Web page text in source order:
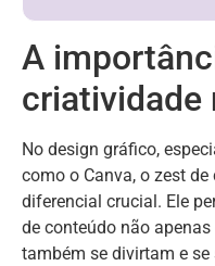
A
criatividade
No design gráfico,
como o Canva, o zest
diferencial crucial. Ele
de conteúdo não
também se divirtam e